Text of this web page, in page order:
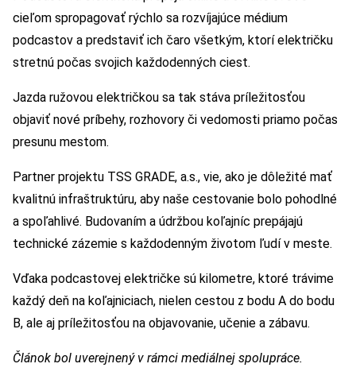
cieľom spropagovať rýchlo sa rozvíjajúce médium
podcastov a predstaviť ich čaro všetkým, ktorí električku
stretnú počas svojich každodenných ciest.
Jazda ružovou električkou sa tak stáva príležitosťou
objaviť nové príbehy, rozhovory či vedomosti priamo počas
presunu mestom.
Partner projektu TSS GRADE, a.s., vie, ako je dôležité mať
kvalitnú infraštruktúru, aby naše cestovanie bolo pohodlné
a spoľahlivé. Budovaním a údržbou koľajníc prepájajú
technické zázemie s každodenným životom ľudí v meste.
Vďaka podcastovej električke sú kilometre, ktoré trávime
každý deň na koľajniciach, nielen cestou z bodu A do bodu
B, ale aj príležitosťou na objavovanie, učenie a zábavu.
Článok bol uverejnený v rámci mediálnej spolupráce.